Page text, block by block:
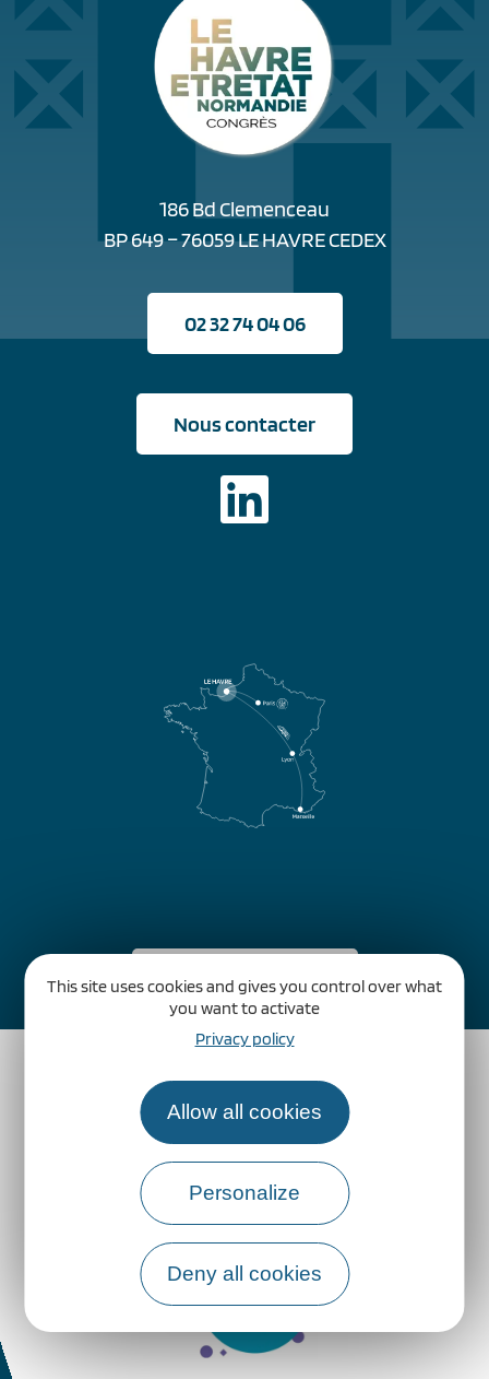
This site uses cookies and gives you control over what
you want to activate
Privacy policy
Allow all cookies
Personalize
Deny all cookies
186 Bd Clemenceau
BP 649 – 76059 LE HAVRE CEDEX
02 32 74 04 06
Nous contacter
Comment venir ?